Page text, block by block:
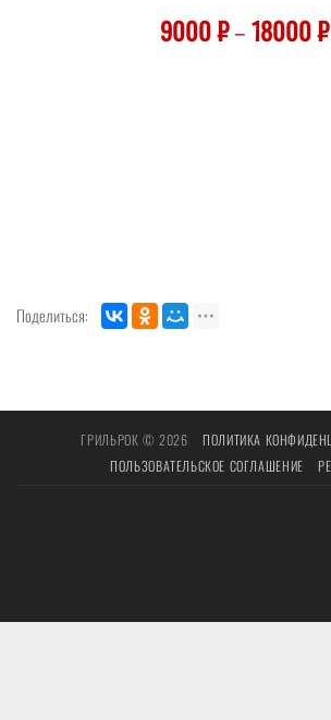
9000₽–18000₽
Поделиться:
ГРИЛЬРОК © 2026
ПОЛИТИКА
ПОЛЬЗОВАТЕЛЬСКОЕ СОГЛАШЕНИЕ